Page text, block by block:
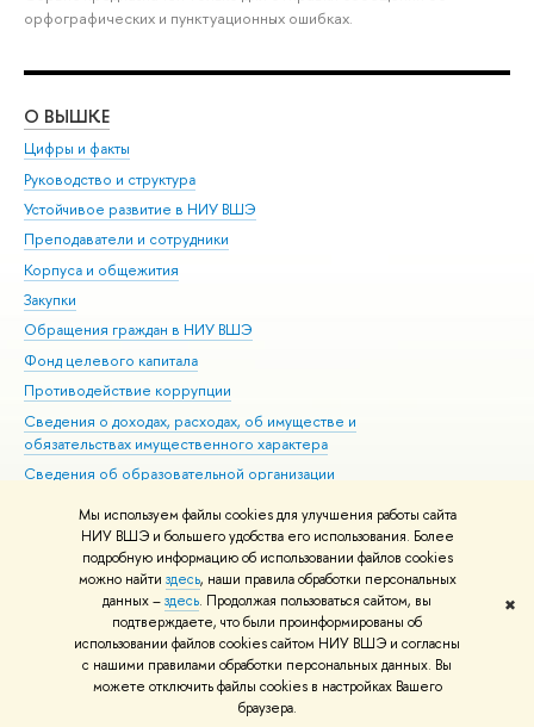
Мы используем файлы cookies для улучшения работы сайта
НИУ ВШЭ и большего удобства его использования. Более
подробную информацию об использовании файлов cookies
можно найти здесь, наши правила обработки персональных
данных –здесь. Продолжая пользоваться сайтом, вы
подтверждаете, что были проинформированы об
использовании файлов cookies сайтом НИУ ВШЭ и согласны
с нашими правилами обработки персональных данных. Вы
можете отключить файлы cookies в настройках Вашего
браузера.
✖
орфографических и пунктуационных ошибках.
О ВЫШКЕ
Цифры и факты
Руководство и структура
Устойчивое развитие в НИУ ВШЭ
Преподаватели и сотрудники
Корпуса и общежития
Закупки
Обращения граждан в НИУ ВШЭ
Фонд целевого капитала
Противодействие коррупции
Сведения о доходах, расходах, об имуществе и
обязательствах имущественного характера
Сведения об образовательной организации
Людям с ограниченными возможностями здоровья
Единая платежная страница
Работа в Вышке
© НИУ ВШЭ 1993–2026 Адреса и контакты Условия использования
материалов Политика конфиденциальности Карта сайта
Шрифты HSE Sans и HSE Slab разработаны вШколе дизайна НИУ ВШЭ